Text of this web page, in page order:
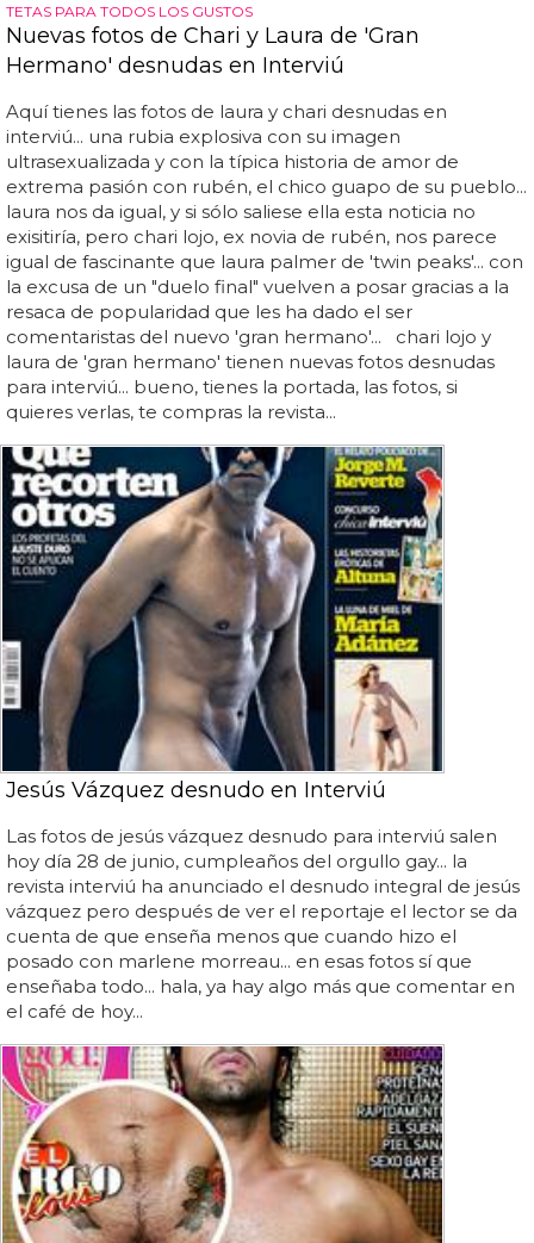
TETAS PARA TODOS LOS GUSTOS
Nuevas fotos de Chari y Laura de 'Gran
Hermano' desnudas en Interviú
Aquí tienes las fotos de laura y chari desnudas en
interviú... una rubia explosiva con su imagen
ultrasexualizada y con la típica historia de amor de
extrema pasión con rubén, el chico guapo de su pueblo...
laura nos da igual, y si sólo saliese ella esta noticia no
exisitiría, pero chari lojo, ex novia de rubén, nos parece
igual de fascinante que laura palmer de 'twin peaks'... con
la excusa de un "duelo final" vuelven a posar gracias a la
resaca de popularidad que les ha dado el ser
comentaristas del nuevo 'gran hermano'... chari lojo y
laura de 'gran hermano' tienen nuevas fotos desnudas
para interviú... bueno, tienes la portada, las fotos, si
quieres verlas, te compras la revista...
Jesús Vázquez desnudo en Interviú
Las fotos de jesús vázquez desnudo para interviú salen
hoy día 28 de junio, cumpleaños del orgullo gay... la
revista interviú ha anunciado el desnudo integral de jesús
vázquez pero después de ver el reportaje el lector se da
cuenta de que enseña menos que cuando hizo el
posado con marlene morreau... en esas fotos sí que
enseñaba todo... hala, ya hay algo más que comentar en
el café de hoy...